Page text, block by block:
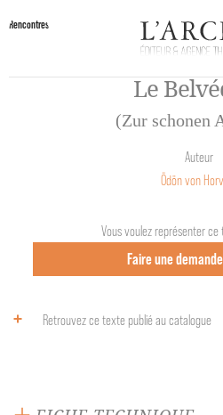
Rencontres
Le
(Zur schonen
Auteur
Ödön von
Vous voulez représenter
Faire une
Retrouvez ce texte publié au catalogue